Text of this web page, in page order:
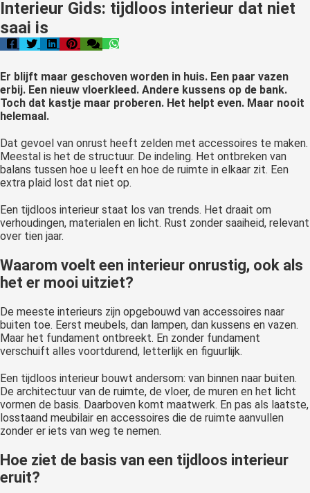
Interieur Gids: tijdloos interieur dat niet
saai is
Er blijft maar geschoven worden in huis. Een paar vazen
erbij. Een nieuw vloerkleed. Andere kussens op de bank.
Toch dat kastje maar proberen. Het helpt even. Maar nooit
helemaal.
Dat gevoel van onrust heeft zelden met accessoires te maken.
Meestal is het de structuur. De indeling. Het ontbreken van
balans tussen hoe u leeft en hoe de ruimte in elkaar zit. Een
extra plaid lost dat niet op.
Een tijdloos interieur staat los van trends. Het draait om
verhoudingen, materialen en licht. Rust zonder saaiheid, relevant
over tien jaar.
Waarom voelt een interieur onrustig, ook als
het er mooi uitziet?
De meeste interieurs zijn opgebouwd van accessoires naar
buiten toe. Eerst meubels, dan lampen, dan kussens en vazen.
Maar het fundament ontbreekt. En zonder fundament
verschuift alles voortdurend, letterlijk en figuurlijk.
Een tijdloos interieur bouwt andersom: van binnen naar buiten.
De architectuur van de ruimte, de vloer, de muren en het licht
vormen de basis. Daarboven komt maatwerk. En pas als laatste,
losstaand meubilair en accessoires die de ruimte aanvullen
zonder er iets van weg te nemen.
Hoe ziet de basis van een tijdloos interieur
eruit?
gebruikt
te
de
Hierdoor
website-
van